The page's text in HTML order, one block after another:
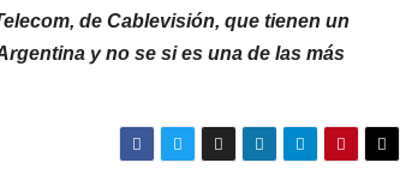
de Cablevisión, que tienen un
y no se si es una de las más